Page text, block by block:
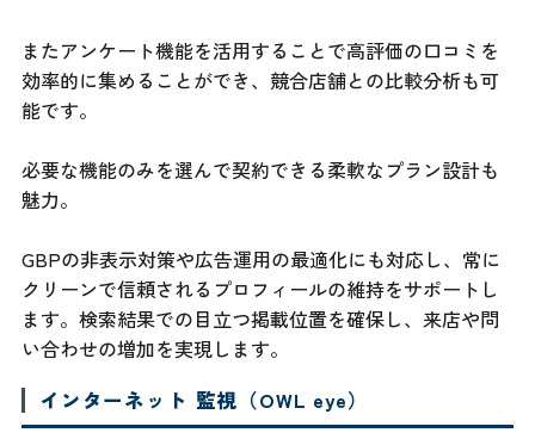
またアンケート機能を活用することで高評価の口コミを
効率的に集めることができ、競合店舗との比較分析も可
能です。
必要な機能のみを選んで契約できる柔軟なプラン設計も
魅力。
GBPの非表示対策や広告運用の最適化にも対応し、常に
クリーンで信頼されるプロフィールの維持をサポートし
ます。検索結果での目立つ掲載位置を確保し、来店や問
い合わせの増加を実現します。
インターネット 監視（OWL eye）